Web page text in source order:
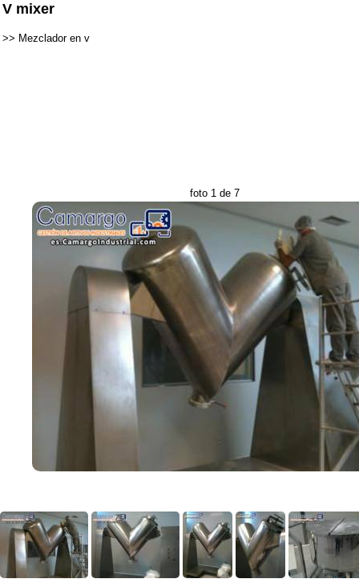
V mixer
>> Mezclador en v
foto 1 de 7